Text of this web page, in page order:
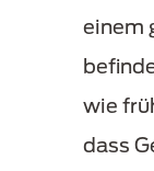
einem
wie
dass